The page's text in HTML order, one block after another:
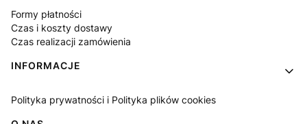
Formy płatności
Czas i koszty dostawy
Czas realizacji zamówienia
INFORMACJE
Polityka prywatności i Polityka plików cookies